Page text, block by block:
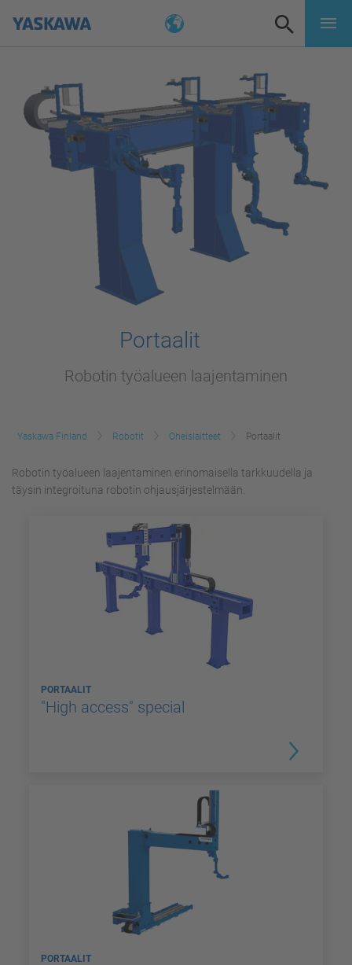
Portaalit
Robotin työalueen laajentaminen
Yaskawa Finland Robotit Oheislaitteet Portaalit
Robotin työalueen laajentaminen erinomaisella tarkkuudella ja
täysin integroituna robotin ohjausjärjestelmään.
PORTAALIT
"High access" special
PORTAALIT